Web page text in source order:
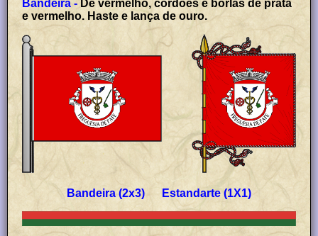
Bandeira - De vermelho, cordões e borlas de prata
e vermelho. Haste e lança de ouro.
Bandeira (2x3) Estandarte (1X1)